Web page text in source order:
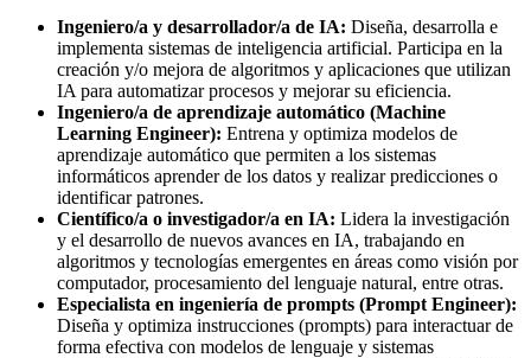
Ingeniero/a y desarrollador/a de IA: Diseña, desarrolla e
implementa sistemas de inteligencia artificial. Participa en la
creación y/o mejora de algoritmos y aplicaciones que utilizan
IA para automatizar procesos y mejorar su eficiencia.
Ingeniero/a de aprendizaje automático (Machine
Learning Engineer): Entrena y optimiza modelos de
aprendizaje automático que permiten a los sistemas
informáticos aprender de los datos y realizar predicciones o
identificar patrones.
Científico/a o investigador/a en IA: Lidera la investigación
y el desarrollo de nuevos avances en IA, trabajando en
algoritmos y tecnologías emergentes en áreas como visión por
computador, procesamiento del lenguaje natural, entre otras.
Especialista en ingeniería de prompts (Prompt Engineer):
Diseña y optimiza instrucciones (prompts) para interactuar de
forma efectiva con modelos de lenguaje y sistemas